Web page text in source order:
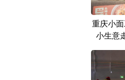
重庆小
小生意